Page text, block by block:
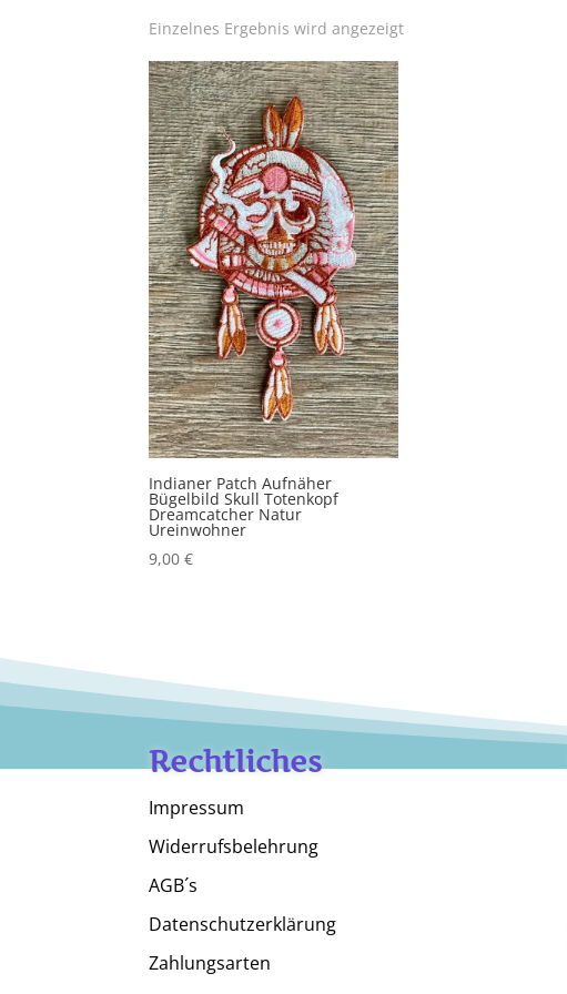
Einzelnes Ergebnis wird angezeigt
Indianer Patch Aufnäher
Bügelbild Skull Totenkopf
Dreamcatcher Natur
Ureinwohner
9,00€
Rechtliches
Impressum
Widerrufsbelehrung
AGB´s
Datenschutzerklärung
Zahlungsarten